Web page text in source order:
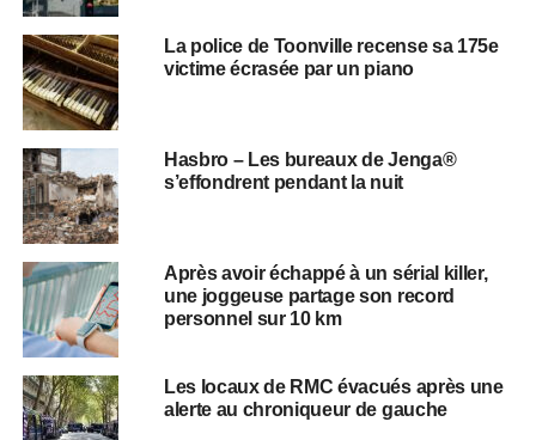
La police de Toonville recense sa 175e
victime écrasée par un piano
Hasbro – Les bureaux de Jenga®
s’effondrent pendant la nuit
Après avoir échappé à un sérial killer,
une joggeuse partage son record
personnel sur 10 km
Les locaux de RMC évacués après une
alerte au chroniqueur de gauche